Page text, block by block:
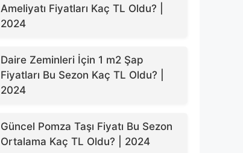
Ameliyatı Fiyatları Kaç TL Oldu? |
2024
Daire Zeminleri İçin 1 m2 Şap
Fiyatları Bu Sezon Kaç TL Oldu? |
2024
Güncel Pomza Taşı Fiyatı Bu Sezon
Ortalama Kaç TL Oldu? | 2024